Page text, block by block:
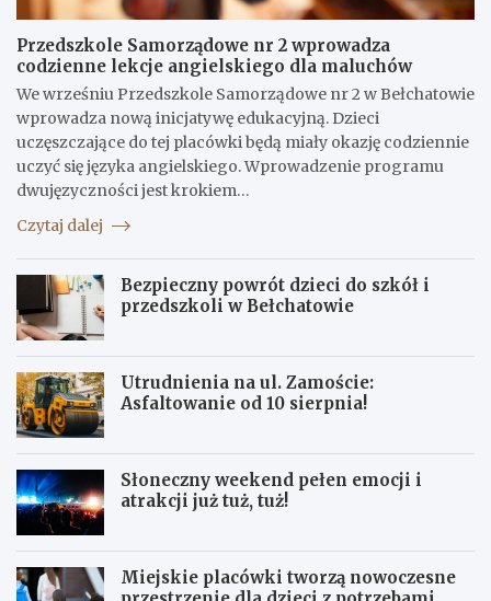
Przedszkole Samorządowe nr 2 wprowadza
codzienne lekcje angielskiego dla maluchów
We wrześniu Przedszkole Samorządowe nr 2 w Bełchatowie
wprowadza nową inicjatywę edukacyjną. Dzieci
uczęszczające do tej placówki będą miały okazję codziennie
uczyć się języka angielskiego. Wprowadzenie programu
dwujęzyczności jest krokiem…
Czytaj dalej
Bezpieczny powrót dzieci do szkół i
przedszkoli w Bełchatowie
Utrudnienia na ul. Zamoście:
Asfaltowanie od 10 sierpnia!
Słoneczny weekend pełen emocji i
atrakcji już tuż, tuż!
Miejskie placówki tworzą nowoczesne